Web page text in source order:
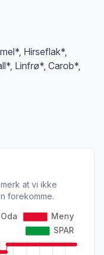
Hirseflak*,
Linfrø*, Carob*,
at vi ikke
forekomme.